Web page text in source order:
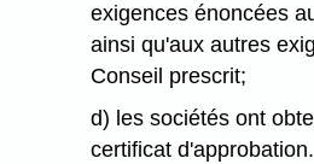
exigences énoncées
ainsi qu'aux autres
Conseil prescrit;
d) les sociétés ont
certificat d'approbation.